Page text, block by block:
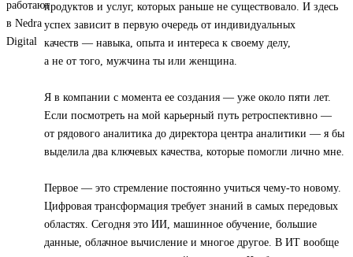
продуктов и услуг, которых раньше не существовало. И здесь
успех зависит в первую очередь от индивидуальных
качеств — навыка, опыта и интереса к своему делу,
а не от того, мужчина ты или женщина.
Я в компании с момента ее создания — уже около пяти лет.
Если посмотреть на мой карьерный путь ретроспективно —
от рядового аналитика до директора центра аналитики — я бы
выделила два ключевых качества, которые помогли лично мне.
Первое — это стремление постоянно учиться чему-то новому.
Цифровая трансформация требует знаний в самых передовых
областях. Сегодня это ИИ, машинное обучение, большие
данные, облачное вычисление и многое другое. В ИТ вообще